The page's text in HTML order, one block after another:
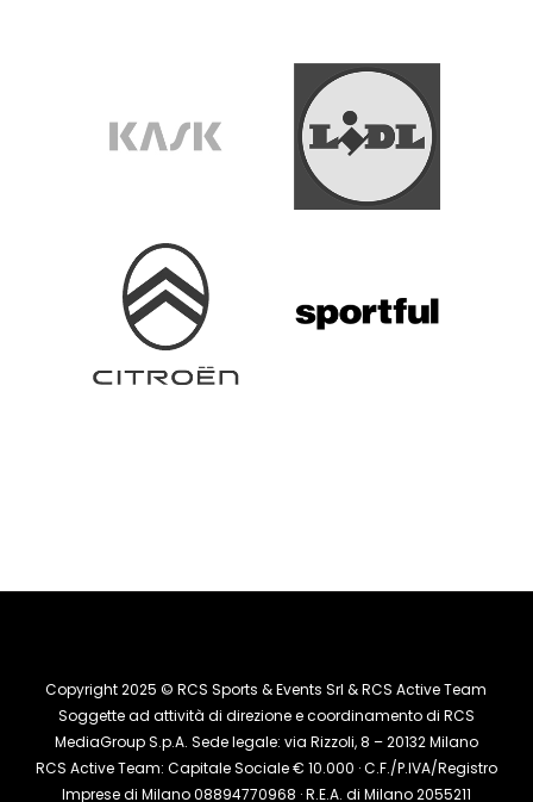
Copyright 2025 © RCS Sports & Events Srl & RCS Active Team
Soggette ad attività di direzione e coordinamento di RCS
MediaGroup S.p.A. Sede legale: via Rizzoli, 8 – 20132 Milano
RCS Active Team: Capitale Sociale € 10.000 · C.F./P.IVA/Registro
Imprese di Milano 08894770968 · R.E.A. di Milano 2055211